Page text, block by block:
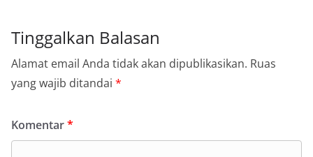
Tinggalkan Balasan
Alamat email Anda tidak akan dipublikasikan. Ruas
yang wajib ditandai *
Komentar*